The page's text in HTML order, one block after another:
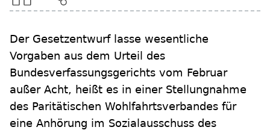
Der Gesetzentwurf lasse wesentliche
Vorgaben aus dem Urteil des
Bundesverfassungsgerichts vom Februar
außer Acht, heißt es in einer Stellungnahme
des Paritätischen Wohlfahrtsverbandes für
eine Anhörung im Sozialausschuss des